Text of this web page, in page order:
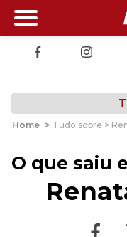
Home > Tudo sobre >
O que saiu